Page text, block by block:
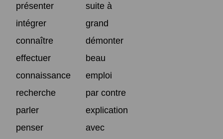
présenter
suite à
intégrer
grand
connaître
démonter
effectuer
beau
connaissance
emploi
recherche
par contre
parler
explication
penser
avec